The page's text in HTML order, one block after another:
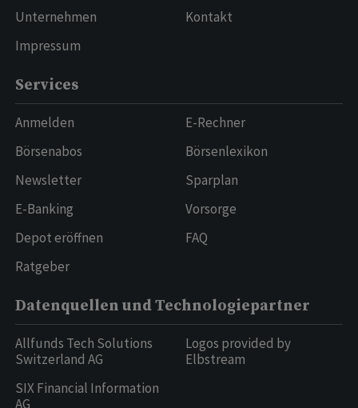
Unternehmen
Impressum
Kontakt
Services
Anmelden
Börsenabos
Newsletter
E-Banking
Depot eröffnen
Ratgeber
E-Rechner
Börsenlexikon
Sparplan
Vorsorge
FAQ
Datenquellen und Technologiepartner
Allfunds Tech Solutions
Switzerland AG
SIX Financial Information
AG
Logos provided by
Elbstream